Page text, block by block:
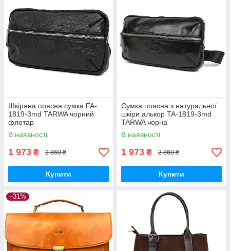
Шкіряна поясна сумка FA-
1819-3md TARWA чорний
флотар
В наявності
1 973 ₴ 2 860 ₴
Купити
Сумка поясна з натуральної
шкіри алькор TA-1819-3md
TARWA чорна
В наявності
1 973 ₴ 2 860 ₴
Купити
–31%